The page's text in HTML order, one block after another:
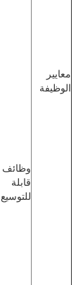
معايير
الوظيفة
وظائف
قابلة
للتوسيع